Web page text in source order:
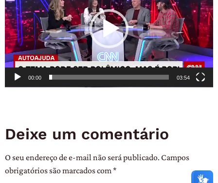
vídeo
00:00 03:54
Deixe um comentário
O seu endereço de e-mail não será publicado. Campos
obrigatórios são marcados com*